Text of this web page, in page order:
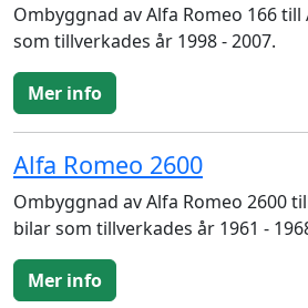
Ombyggnad av Alfa Romeo 166
som tillverkades år 1998 - 2007.
Mer info
Alfa Romeo 2600
Ombyggnad av Alfa Romeo 2600
bilar som tillverkades år 1961 -
Mer info